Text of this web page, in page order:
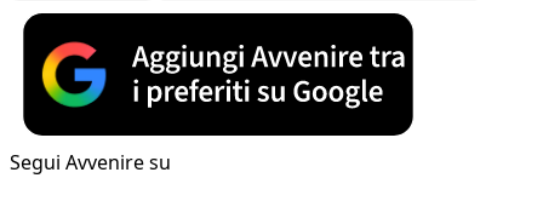
Segui Avvenire su